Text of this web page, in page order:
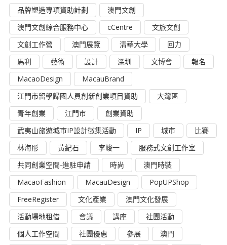
品牌塑造專項資助計劃
澳門文創
澳門文創綜合服務中心
cCentre
文旅文創
文創工作營
澳門展覽 清華大學
回力
馬利
藝術 設計 深圳 文博會
報名
MacaoDesign
MacauBrand
江門市留學歸國人員創新創業項目資助
大灣區
青年創業
江門市
創業資助
武夷山旅遊城市IP設計徵集活動
IP 城市
比賽
林海彤
黃紀石 李峻一
服務式文創工作室
共同創業空間-進駐申請
時尚
澳門時裝
MacaoFashion
MacauDesign
PopUPShop
FreeRegister
文化產業
澳門文化發展
活動場地租借
會議 講座
社團活動
個人工作空間
社團優惠 參展
澳門